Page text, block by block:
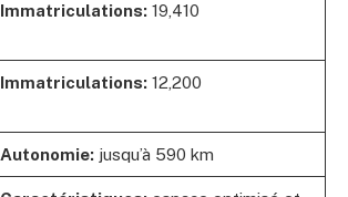
Immatriculations:19,410
Immatriculations:12,200
Autonomie:jusqu’à 590 km